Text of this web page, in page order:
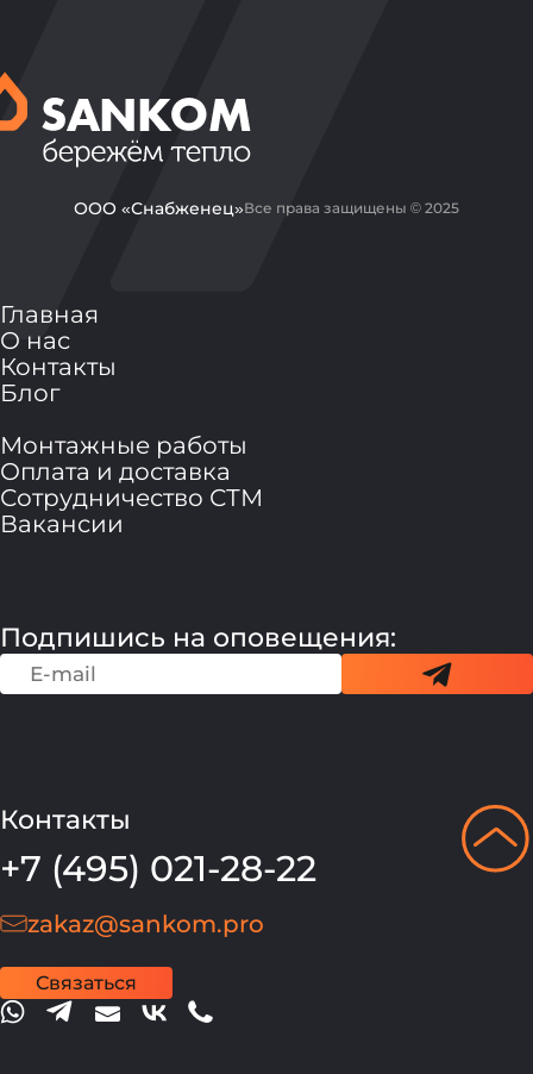
ООО «Снабженец»Все права защищены © 2025
Главная
О нас
Контакты
Блог
Монтажные работы
Оплата и доставка
Сотрудничество СТМ
Вакансии
Подпишись на оповещения:
Контакты
+7 (495) 021-28-22
zakaz@sankom.pro
Связаться